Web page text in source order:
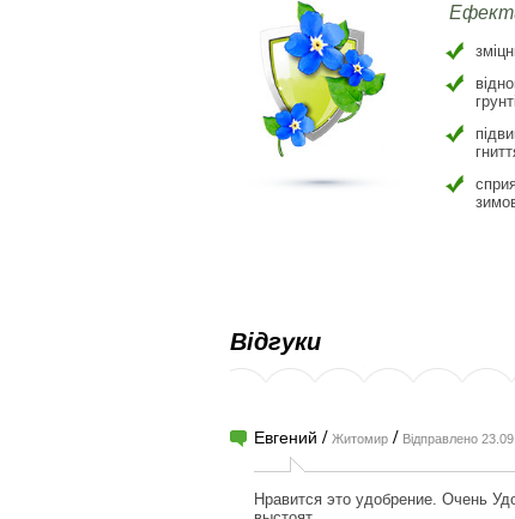
Відгуки
Евгений / Житомир / Відправлено
Нравится это удобрение. Очень